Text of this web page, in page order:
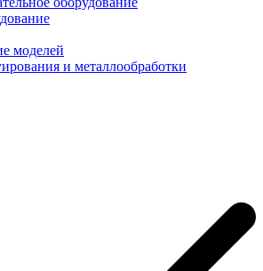
моделей
и металлообработки